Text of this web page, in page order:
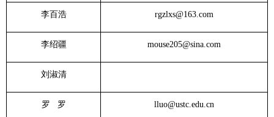
李百浩 rgzlxs@163.com
李绍疆 mouse205@sina.com
刘淑清
罗 罗 lluo@ustc.edu.cn